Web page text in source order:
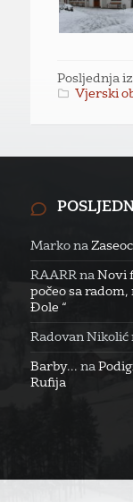
Posljednja
Vjerski
Marko na
RAARR naNovi
počeo sa
Đole “
Radovan Nikolić
Barby... na
Rufija